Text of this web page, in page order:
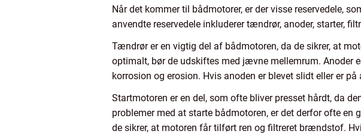
Når det kommer til bådmotorer, er der visse reservedele,
anvendte reservedele inkluderer tændrør, anoder, starter,
Tændrør er en vigtig del af bådmotoren, da de sikrer, at
optimalt, bør de udskiftes med jævne mellemrum. Anoder
korrosion og erosion. Hvis anoden er blevet slidt eller er
Startmotoren er en del, som ofte bliver presset hårdt, da
problemer med at starte bådmotoren, er det derfor ofte en
de sikrer, at motoren får tilført ren og filtreret brændstof.